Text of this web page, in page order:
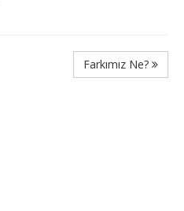
Farkımız Ne?